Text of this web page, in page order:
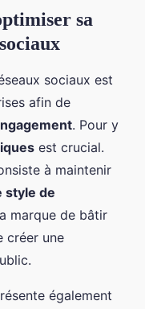
sa
sociaux est
afin de
. Pour y
est crucial.
à maintenir
style de
marque de bâtir
créer une
également